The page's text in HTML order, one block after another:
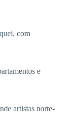
com
e
artistas norte-